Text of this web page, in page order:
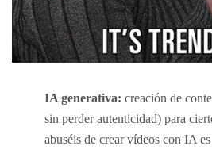
IA generativa: creación de
sin perder autenticidad) para
abuséis de crear vídeos con IA